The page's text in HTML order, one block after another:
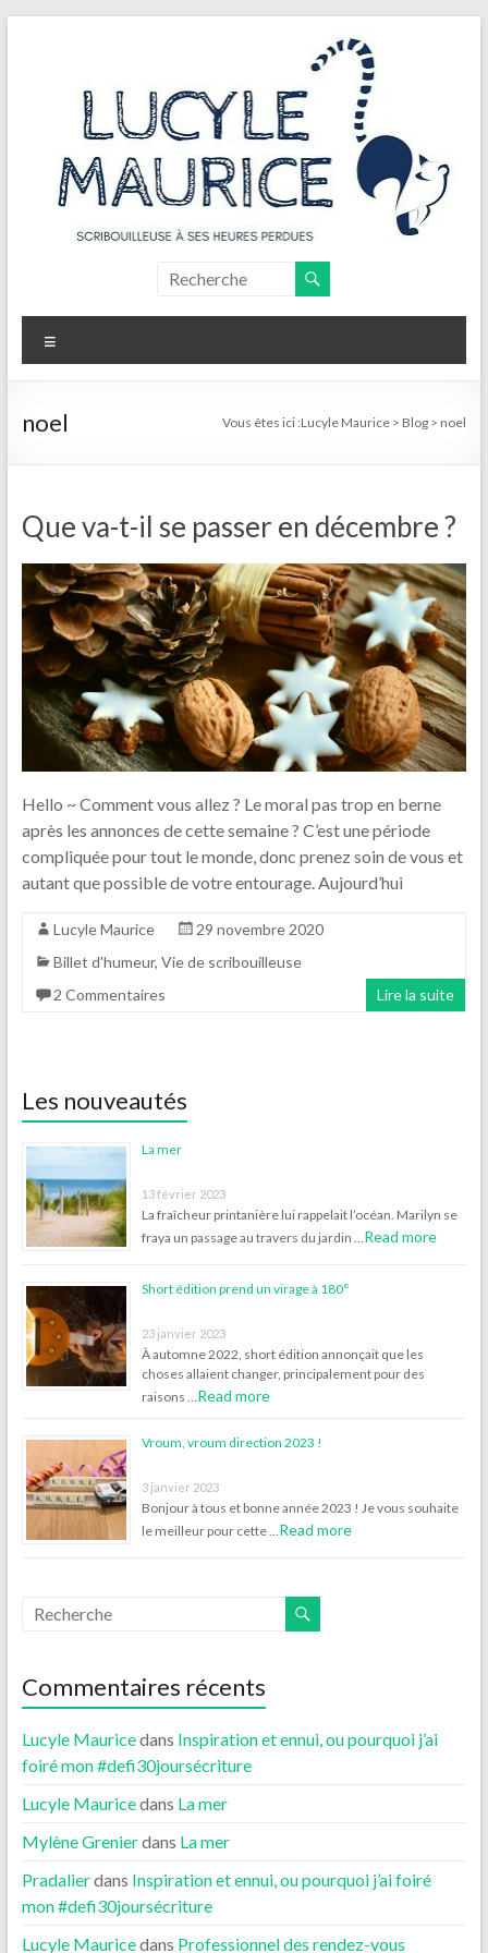
Maurice
Scribouilleuse
noel Vous êtes ici :Lucyle Maurice > Blog > noel
Que va-t-il se passer en décembre ?
Hello ~ Comment vous allez ? Le moral pas trop en berne
après les annonces de cette semaine ? C’est une période
compliquée pour tout le monde, donc prenez soin de vous et
autant que possible de votre entourage. Aujourd’hui
Lucyle Maurice
29 novembre 2020
Billet d'humeur, Vie de scribouilleuse
2 Commentaires
Lire la suite
Les nouveautés
La mer
13 février 2023
La fraîcheur printanière lui rappelait l’océan. Marilyn se
fraya un passage au travers du jardin … Read more
Short édition prend un virage à 180°
23 janvier 2023
À automne 2022, short édition annonçait que les
choses allaient changer, principalement pour des
raisons … Read more
Vroum, vroum direction 2023 !
3 janvier 2023
Bonjour à tous et bonne année 2023 ! Je vous souhaite
le meilleur pour cette … Read more
Commentaires récents
Lucyle Mauricedans Inspiration et ennui, ou pourquoi j’ai
foiré mon #defi30joursécriture
Lucyle Mauricedans La mer
Mylène Grenierdans La mer
Pradalierdans Inspiration et ennui, ou pourquoi j’ai foiré
mon #defi30joursécriture
Lucyle Mauricedans Professionnel des rendez-vous